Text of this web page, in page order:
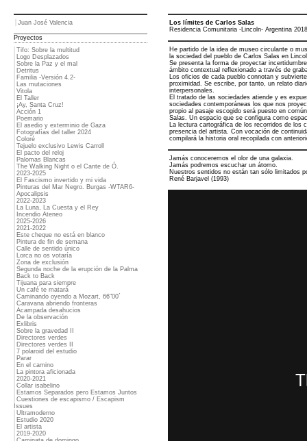
Juan José Valencia
Proyectos
Tifo: Sobre la multitud
Logo Desplazados
Sobre la Paz y el mal
Detritus
Familia -Versión 4.2-
Las mutaciones
Vitola
El Taller
¡Ay, Santa Cruz!
Acción 1
Poemario
El asedio y exterminio de Gaza
Fotografías del taller 2024
Coloré
Tejuelo exclusivo Lewis Carroll
El pacto del reloj
Palomas Blancas
The Walking Night o el Cante de Ó.
2023-2025
El Fascismo invertido y mi vida
Pinturas del Mar Negro. Burgas -WTAR6-
Apocalipsis
2022-2023
La Luna, La Cuesta y el Rey
Incendio Ateneo
2025-2026
2021-2022
Este cheque no está en blanco
Pintura de fin de semana
Calle de sentido único
Lorca no os votaría
Zona de exclusión
Segunda noche de la erupción de la Palma
Back to Back
Tijuana para siempre
Un café te matará
Caminando oyendo a Mozart, 66"00´
Caravana abriendo fronteras
Acampada desahucios
De la observación
Exlibris
Sobre la gravedad II
Directores verdes
Directores verdes II
7 polaroid del estudio
Parar
En el camino
La pintora aficionada
2020-2021
Collar isabelino
Estamos Separados pero Estamos Juntos
Cuestiones de escapismo / Escapism
Issues
Ultramoderno
Estudio 2020
El artista
2019-2020
Los límites de Carlos Salas
Residencia Comunitaria -Lincoln- Argentina 2018
He partido de la idea de museo circulante o
la sociedad del pueblo de Carlos Salas en
Se presenta la forma de proyectar
ámbito contextual reflexionado a través de
Los oficios de cada pueblo connotan y
proximidad. Se escribe, por tanto, un relato
interpersonales.
El tratado de las sociedades atiende y es
sociedades contemporáneas los que nos
propio al pasaje escogido será puesto en
Salas. Un espacio que se configura como
La lectura cartográfica de los recorridos de los
presencia del artista. Con vocación de
compilará la historia oral recopilada con
Jamás conoceremos el olor de una galaxia.
Jamás podremos escuchar un átomo.
Nuestros sentidos no están tan sólo limitados
René Barjavel (1993)